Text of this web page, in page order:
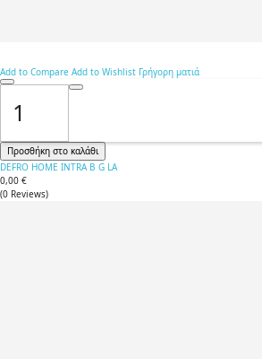
Add to Compare Add to Wishlist Γρήγορη ματιά
Προσθήκη στο καλάθι
DEFRO HOME INTRA B G LA
0,00 €
(0 Reviews)